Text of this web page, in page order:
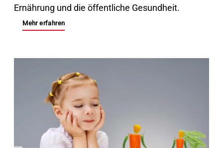
Ernährung und die öffentliche Gesundheit.
Mehr erfahren